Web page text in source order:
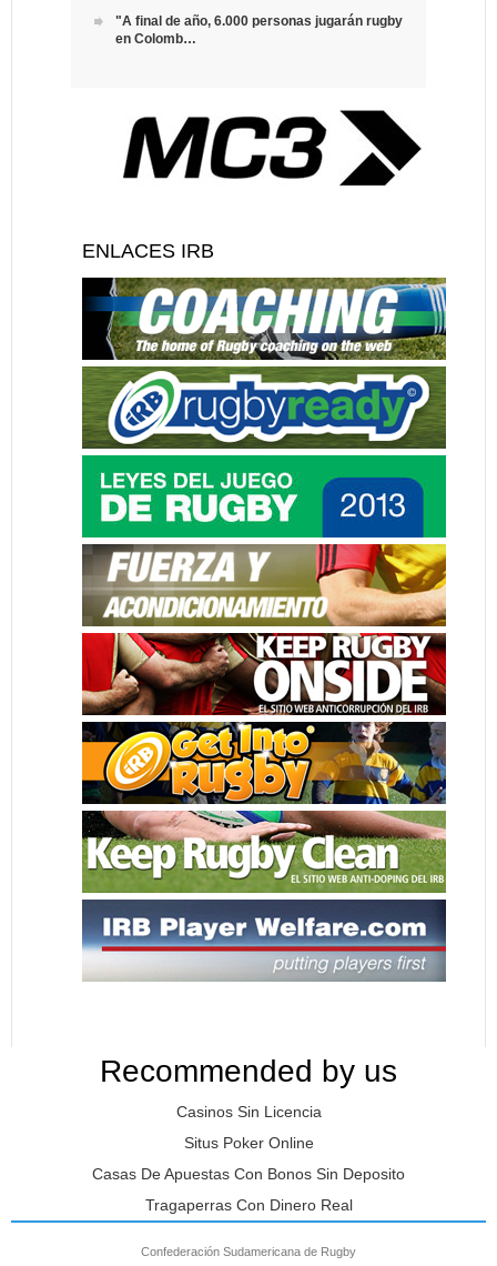
"A final de año, 6.000 personas jugarán rugby
en Colomb…
ENLACES IRB
Recommended by us
Casinos Sin Licencia
Situs Poker Online
Casas De Apuestas Con Bonos Sin Deposito
Tragaperras Con Dinero Real
Confederación Sudamericana de Rugby